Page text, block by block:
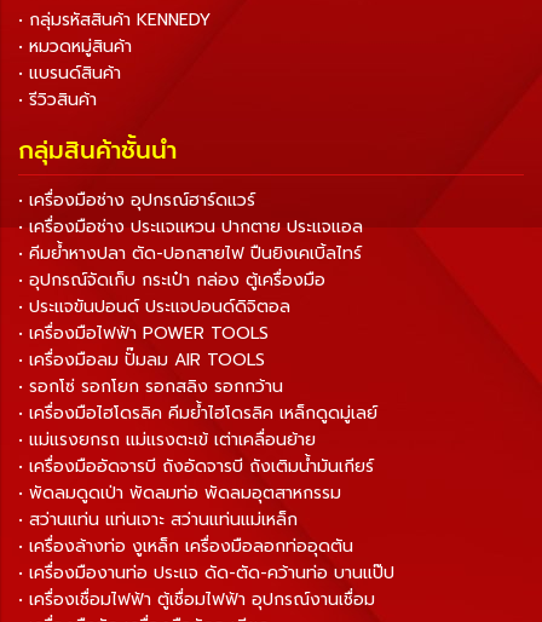
• กลุ่มรหัสสินค้า KENNEDY
• หมวดหมู่สินค้า
• แบรนด์สินค้า
• รีวิวสินค้า
กลุ่มสินค้าชั้นนำ
• เครื่องมือช่าง อุปกรณ์ฮาร์ดแวร์
• เครื่องมือช่าง ประแจแหวน ปากตาย ประแจแอล
• คีมย้ำหางปลา ตัด-ปอกสายไฟ ปืนยิงเคเบิ้ลไทร์
• อุปกรณ์จัดเก็บ กระเป๋า กล่อง ตู้เครื่องมือ
• ประแจขันปอนด์ ประแจปอนด์ดิจิตอล
• เครื่องมือไฟฟ้า POWER TOOLS
• เครื่องมือลม ปั๊มลม AIR TOOLS
• รอกโซ่ รอกโยก รอกสลิง รอกกว้าน
• เครื่องมือไฮโดรลิค คีมย้ำไฮโดรลิค เหล็กดูดมู่เลย์
• แม่แรงยกรถ แม่แรงตะเข้ เต่าเคลื่อนย้าย
• เครื่องมืออัดจารบี ถังอัดจารบี ถังเติมน้ำมันเกียร์
• พัดลมดูดเป่า พัดลมท่อ พัดลมอุตสาหกรรม
• สว่านแท่น แท่นเจาะ สว่านแท่นแม่เหล็ก
• เครื่องล้างท่อ งูเหล็ก เครื่องมือลอกท่ออุดตัน
• เครื่องมืองานท่อ ประแจ ดัด-ตัด-คว้านท่อ บานแป๊ป
• เครื่องเชื่อมไฟฟ้า ตู้เชื่อมไฟฟ้า อุปกรณ์งานเชื่อม